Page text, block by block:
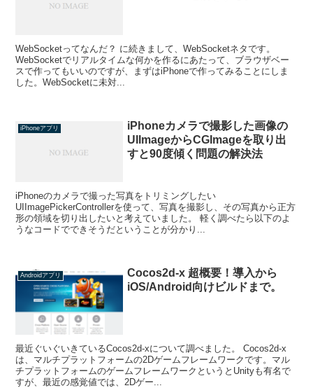
WebSocketってなんだ？ に続きまして、WebSocketネタです。
WebSocketでリアルタイムな何かを作るにあたって、ブラウザベー
スで作ってもいいのですが、まずはiPhoneで作ってみることにしま
した。WebSocketに未対...
iPhoneアプリ
iPhoneカメラで撮影した画像の
UIImageからCGImageを取り出
すと90度傾く問題の解決法
iPhoneのカメラで撮った写真をトリミングしたい
UIImagePickerControllerを使って、写真を撮影し、その写真から正方
形の領域を切り出したいと考えていました。 軽く調べたら以下のよ
うなコードでできそうだということが分かり...
Androidアプリ
Cocos2d-x 超概要！導入から
iOS/Android向けビルドまで。
最近ぐいぐいきているCocos2d-xについて調べました。 Cocos2d-x
は、マルチプラットフォームの2Dゲームフレームワークです。マル
チプラットフォームのゲームフレームワークというとUnityも有名で
すが、最近の感覚値では、2Dゲー...